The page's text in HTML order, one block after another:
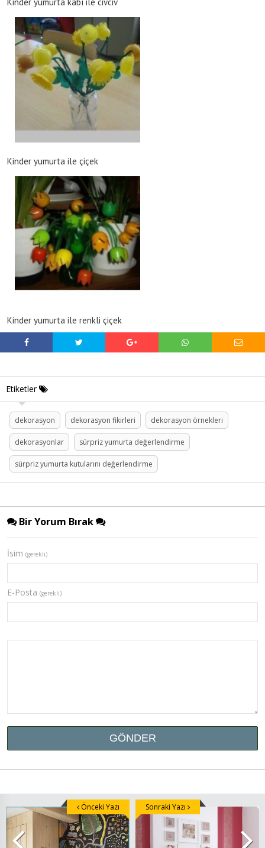
Kinder yumurta ile çiçek
Kinder yumurta ile renkli çiçek
Etiketler
dekorasyon dekorasyon fikirleri dekorasyon örnekleri
dekorasyonlar sürpriz yumurta değerlendirme
sürpriz yumurta kutularını değerlendirme
Bir Yorum Bırak
İsim (gerekli)
E-Posta (gerekli)
Önceki Yazı Sonraki Yazı